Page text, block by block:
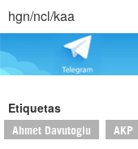
hgn/ncl/kaa
Etiquetas
Ahmet Davutoglu AKP